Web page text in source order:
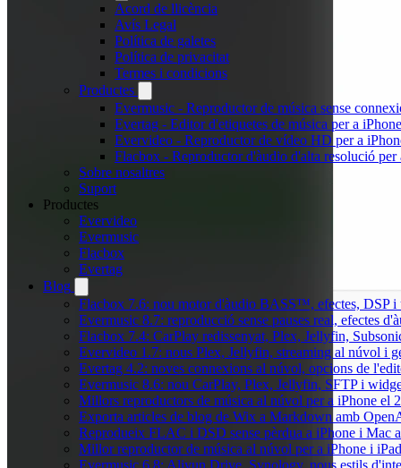
Acord de llicència
Avís Legal
Política de galetes
Política de privacitat
Termes i condicions
Productes
Evermusic - Reproductor de música sense
Evertag - Editor d'etiquetes de música per a
Evervideo - Reproductor de vídeo HD per a
Flacbox - Reproductor d'àudio d'alta resolució
Sobre nosaltres
Suport
Productes
Evervideo
Evermusic
Flacbox
Evertag
Blog
Flacbox 7.6: nou motor d'àudio BASS™, efectes, DSP i
Evermusic 8.7: reproducció sense pauses real, efectes
Flacbox 7.4: CarPlay redissenyat, Plex, Jellyfin,
Evervideo 1.7: nous Plex, Jellyfin, streaming al núvol i
Evertag 4.2: noves connexions al núvol, opcions de
Evermusic 8.6: nou CarPlay, Plex, Jellyfin, SFTP i
Millors reproductors de música al núvol per a iPhone el
Exporta articles de blog de Wix a Markdown amb
Reprodueix FLAC i DSD sense pèrdua a iPhone i Mac
Millor reproductor de música al núvol per a iPhone i iPad
Evermusic 6.8: Aliyun Drive, Synology, nous estils